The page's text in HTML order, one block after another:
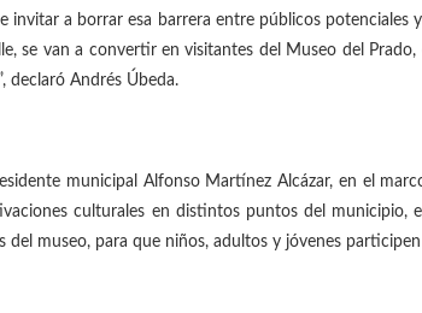
invitar a borrar esa barrera entre públicos potenciales
se van a convertir en visitantes del Museo del Prado,
declaró Andrés Úbeda.
municipal Alfonso Martínez Alcázar, en el
culturales en distintos puntos del municipio,
del museo, para que niños, adultos y jóvenes participen